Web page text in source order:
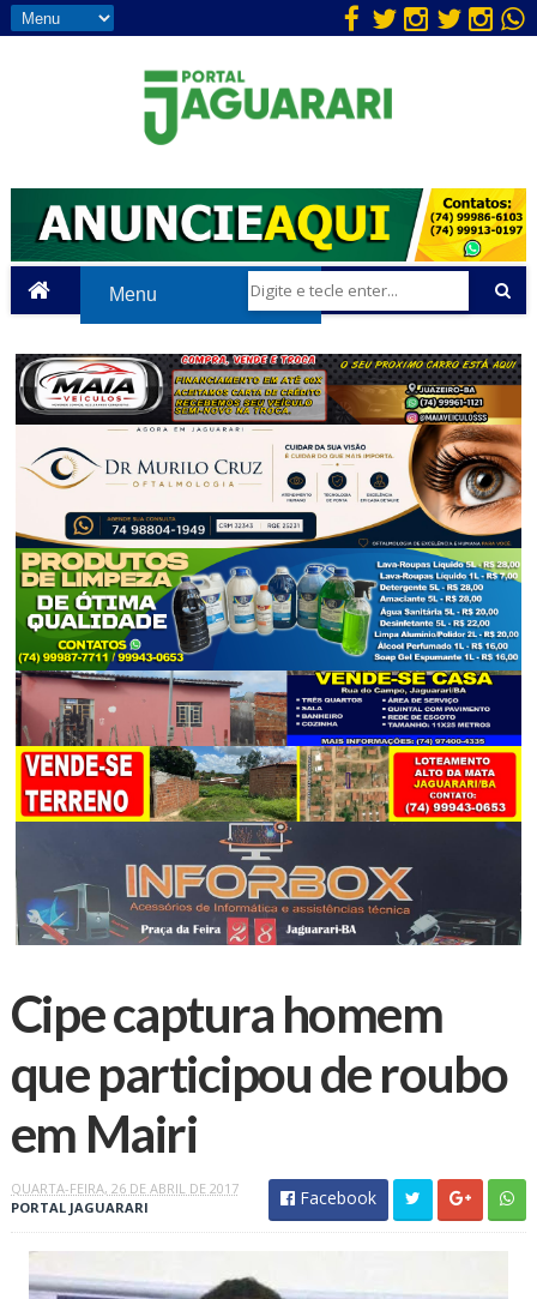
Cipe captura homem
que participou de roubo
em Mairi
QUARTA-FEIRA, 26 DE ABRIL DE 2017
PORTAL JAGUARARI
Facebook